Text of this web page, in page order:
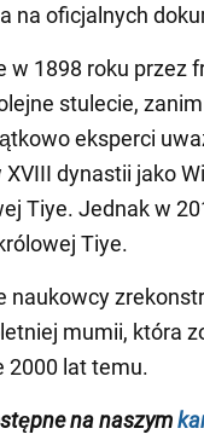
na oficjalnych
w 1898 roku przez
stulecie,
eksperci
dynastii jako
Tiye. Jednak w
Tiye.
naukowcy
mumii, która
2000 lat temu.
na naszym